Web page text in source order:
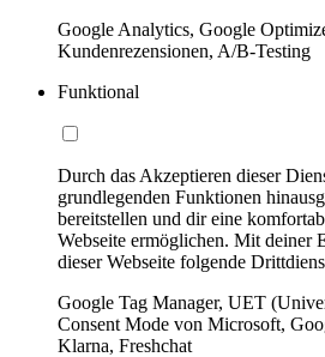
Google Analytics, Google
Kundenrezensionen, A/B-Testing
Funktional
Durch das Akzeptieren dieser
grundlegenden Funktionen
bereitstellen und dir eine
Webseite ermöglichen. Mit deiner
dieser Webseite folgende
Google Tag Manager, UET
Consent Mode von Microsoft,
Klarna, Freshchat